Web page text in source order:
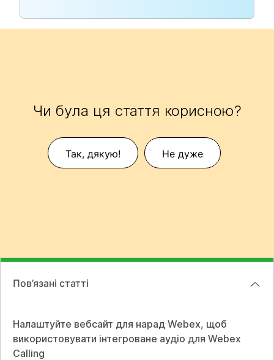
Чи була ця стаття корисною?
Так, дякую! Не дуже
Пов’язані статті
Налаштуйте вебсайт для нарад Webex, щоб
використовувати інтегроване аудіо для Webex
Calling